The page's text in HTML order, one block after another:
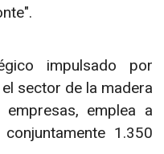
impulsado por
sector de la madera
emplea a
1.350